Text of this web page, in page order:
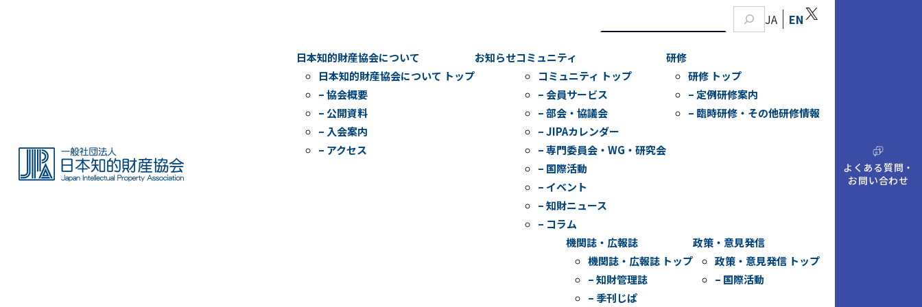
索
JA ENX
日本知的財産協会について
日本知的財産協会について トップ
– 協会概要
– 公開資料
– 入会案内
– アクセス
お知らせコミュニティ
コミュニティ トップ
– 会員サービス
– 部会・協議会
– JIPAカレンダー
– 専門委員会・WG・研究会
– 国際活動
– イベント
– 知財ニュース
– コラム
研修
研修 トップ
– 定例研修案内
– 臨時研修・その他研修情報
機関誌・広報誌
機関誌・広報誌 トップ
– 知財管理誌
– 季刊じぱ
政策・意見発信
政策・意見発信 トップ
– 国際活動
A
Q
よくある質問・
お問い合わせ